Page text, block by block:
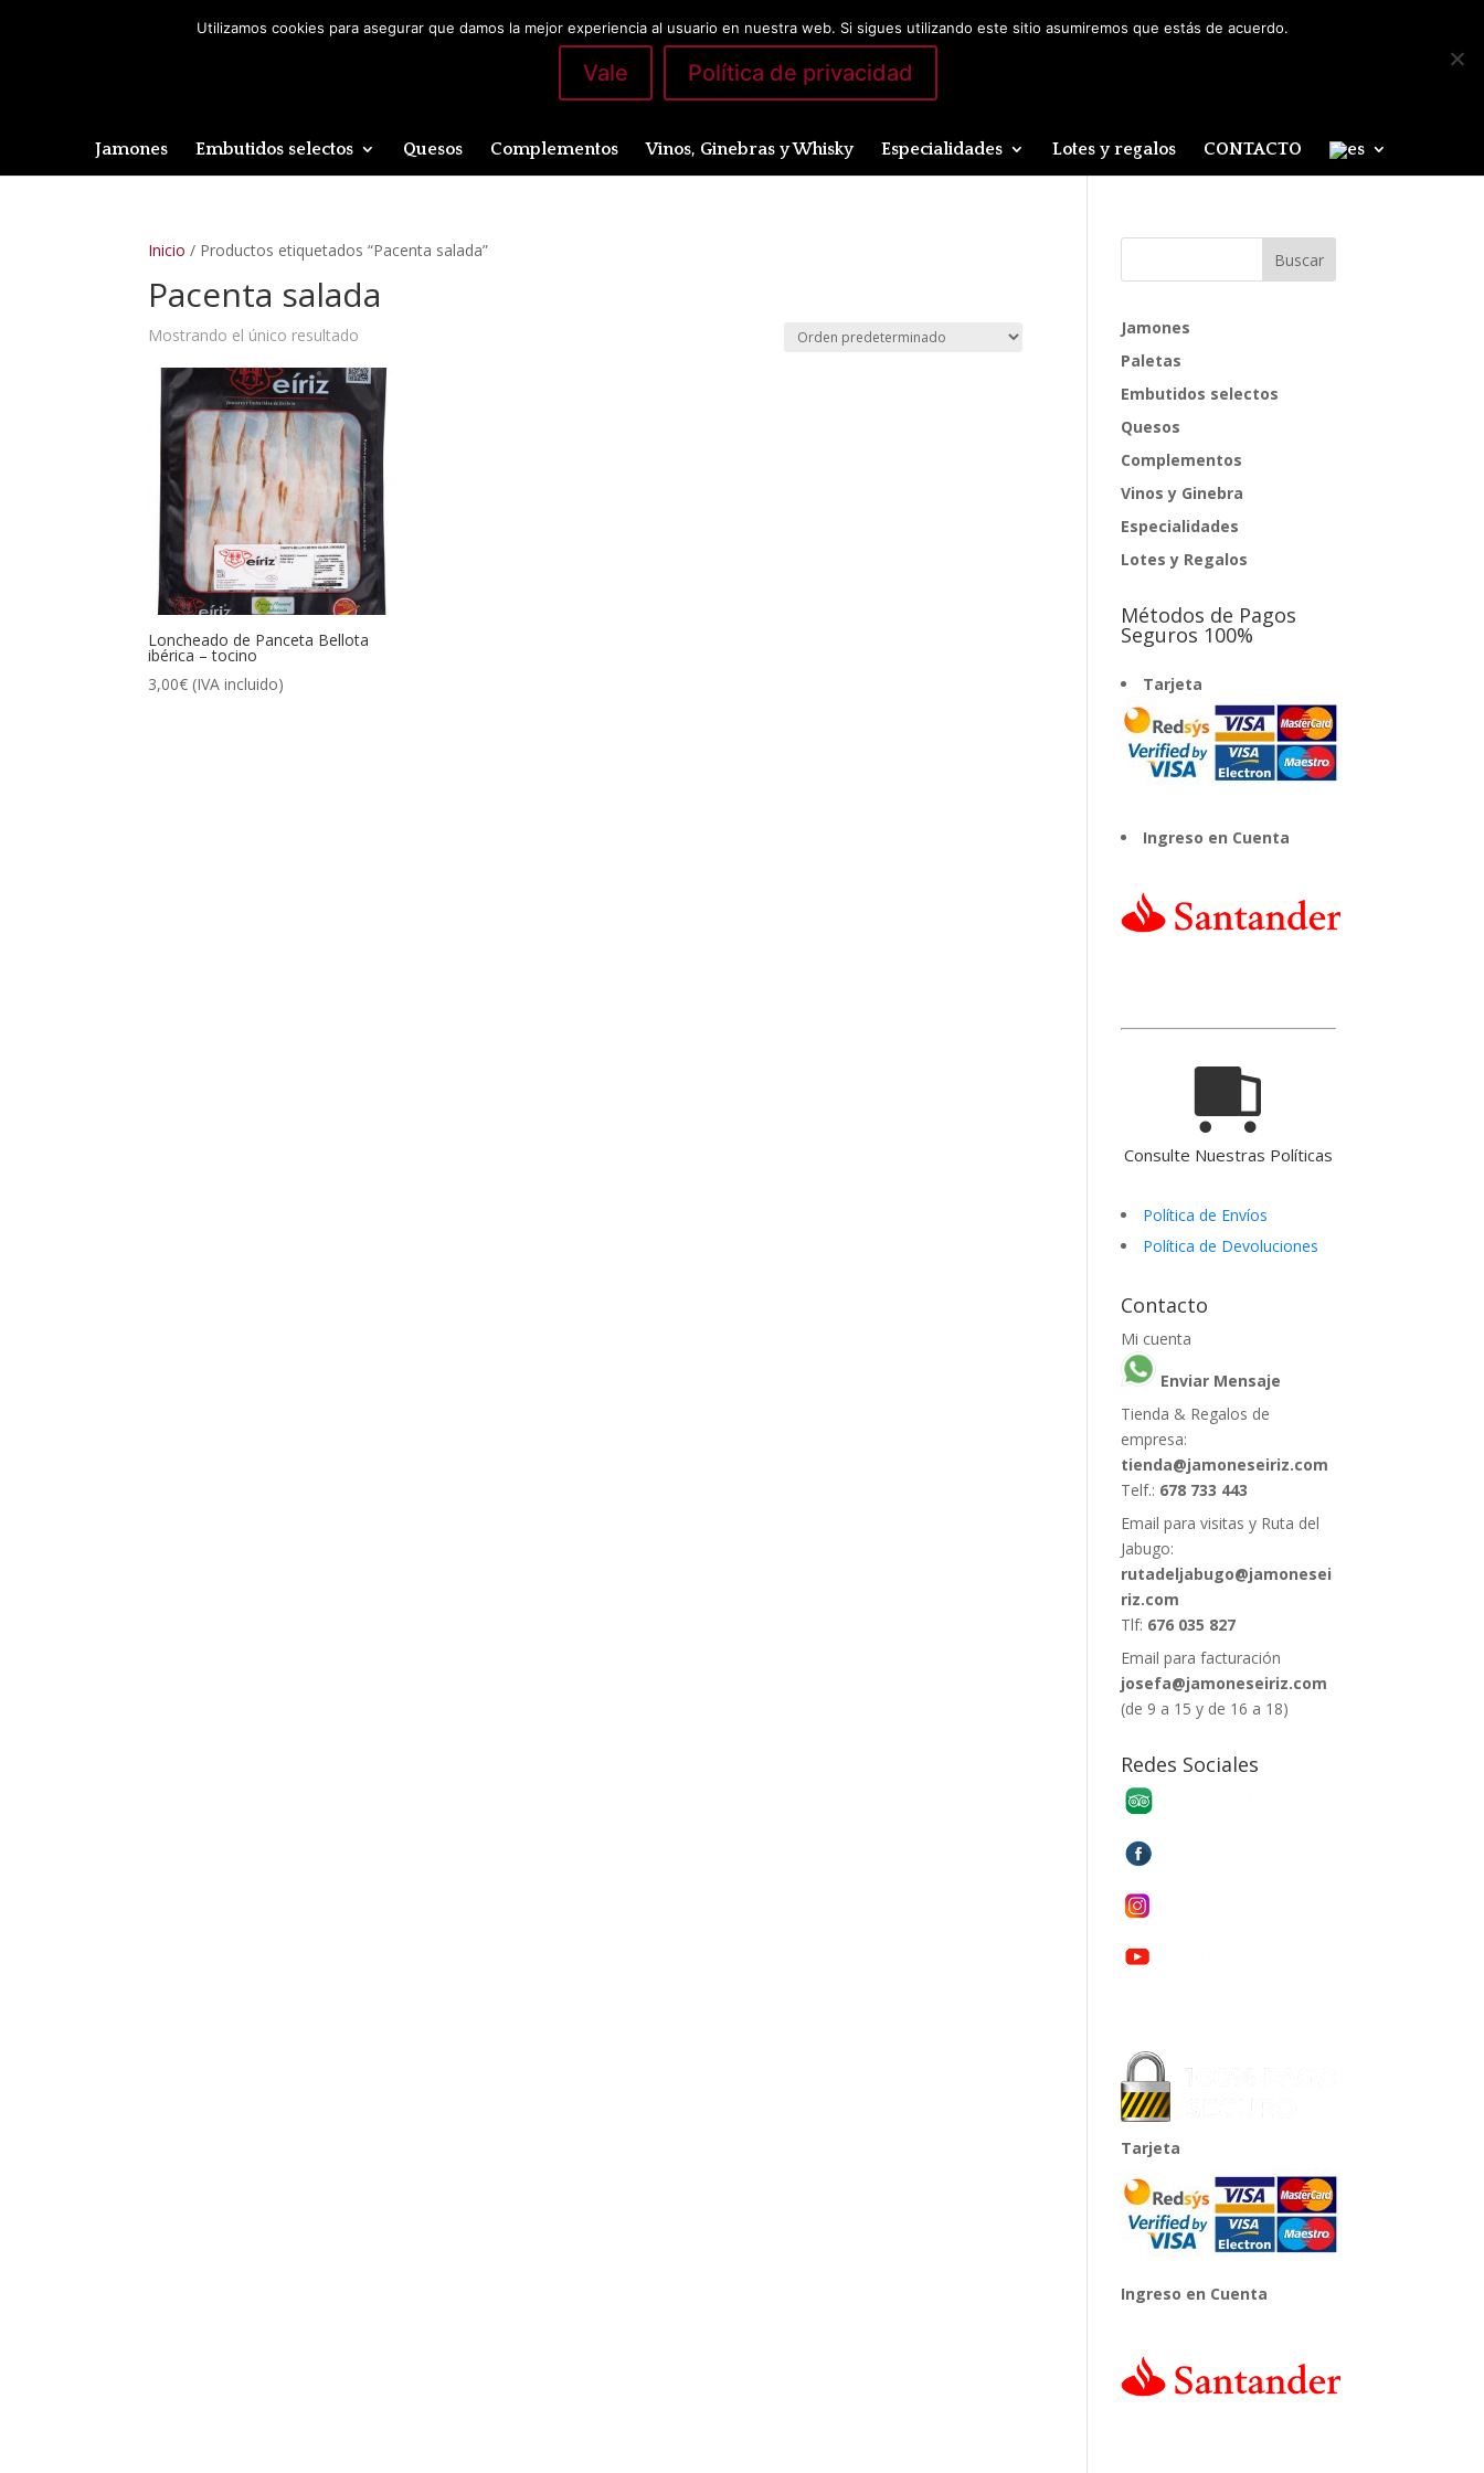
Mi cuenta 0 elementos
Jamones Embutidos selectos Quesos Complementos Vinos, Ginebras y Whisky Especialidades Lotes y regalos CONTACTO
Inicio / Productos etiquetados “Pacenta salada”
Pacenta salada
Mostrando el único resultado
Loncheado de Panceta Bellota
ibérica – tocino
3,00€ (IVA incluido)
Jamones
Paletas
Embutidos selectos
Quesos
Complementos
Vinos y Ginebra
Especialidades
Lotes y Regalos
Métodos de Pagos
Seguros 100%
Tarjeta
Ingreso en Cuenta
Consulte Nuestras Políticas
Política de Envíos
Política de Devoluciones
Contacto
Mi cuenta
Enviar Mensaje
Tienda & Regalos de
empresa:
tienda@jamoneseiriz.com
Telf.: 678 733 443
Email para visitas y Ruta del
Jabugo:
rutadeljabugo@jamonesei
riz.com
Tlf: 676 035 827
Email para facturación
josefa@jamoneseiriz.com
(de 9 a 15 y de 16 a 18)
Redes Sociales
Tarjeta
Ingreso en Cuenta
Utilizamos cookies para asegurar que damos la mejor experiencia al usuario en nuestra web. Si sigues utilizando este sitio asumiremos que estás de acuerdo.
Vale Política de privacidad